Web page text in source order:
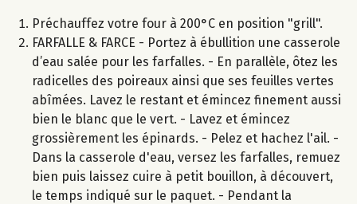
Préchauffez votre four à 200°C en position "grill".
FARFALLE & FARCE - Portez à ébullition une casserole
d’eau salée pour les farfalles. - En parallèle, ôtez les
radicelles des poireaux ainsi que ses feuilles vertes
abîmées. Lavez le restant et émincez finement aussi
bien le blanc que le vert. - Lavez et émincez
grossièrement les épinards. - Pelez et hachez l'ail. -
Dans la casserole d'eau, versez les farfalles, remuez
bien puis laissez cuire à petit bouillon, à découvert,
le temps indiqué sur le paquet. - Pendant la